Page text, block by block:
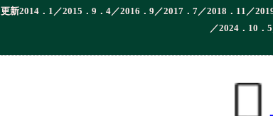
更新2014．1／2015．9．4／2016．9／2017．7／2018．11／
／2024．10．